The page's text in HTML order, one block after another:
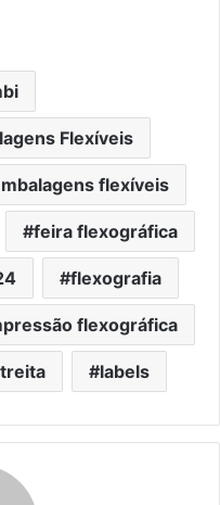
Flexíveis
flexíveis
feira flexográfica
flexografia
flexográfica
labels